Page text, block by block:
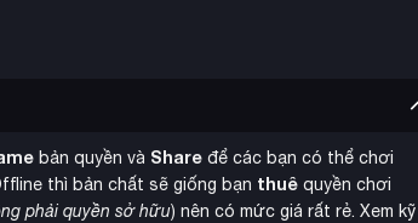
bản quyền và Share để các bạn có thể chơi
thì bản chất sẽ giống bạn thuê quyền chơi
phải quyền sở hữu) nên có mức giá rất rẻ. Xem kỹ